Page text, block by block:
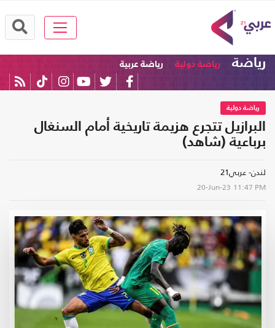
رياضة رياضة دولية رياضة عربية
رياضة دولية
البرازيل تتجرع هزيمة تاريخية أمام السنغال
برباعية (شاهد)
لندن- عربي21
20-Jun-23 11:47 PM